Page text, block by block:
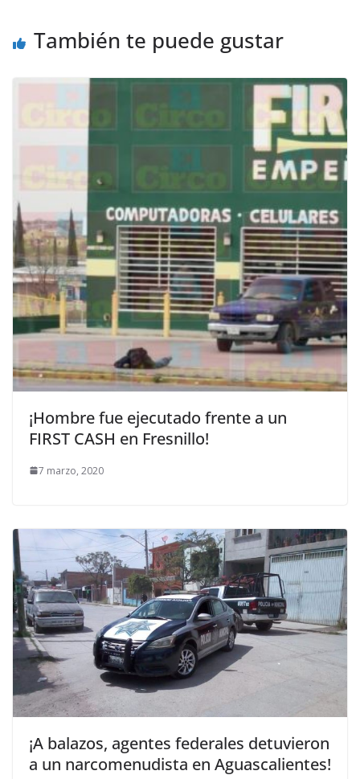
También te puede gustar
¡Hombre fue ejecutado frente a un
FIRST CASH en Fresnillo!
7 marzo, 2020
¡A balazos, agentes federales detuvieron
a un narcomenudista en Aguascalientes!